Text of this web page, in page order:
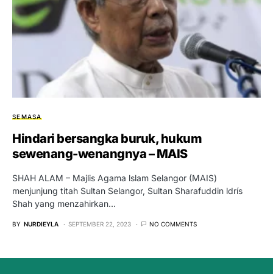
SEMASA
Hindari bersangka buruk, hukum
sewenang-wenangnya – MAIS
SHAH ALAM – Majlis Agama lslam Selangor (MAIS)
menjunjung titah Sultan Selangor, Sultan Sharafuddin ldrís
Shah yang menzahirkan…
BY NURDIEYLA SEPTEMBER 22, 2023 NO COMMENTS